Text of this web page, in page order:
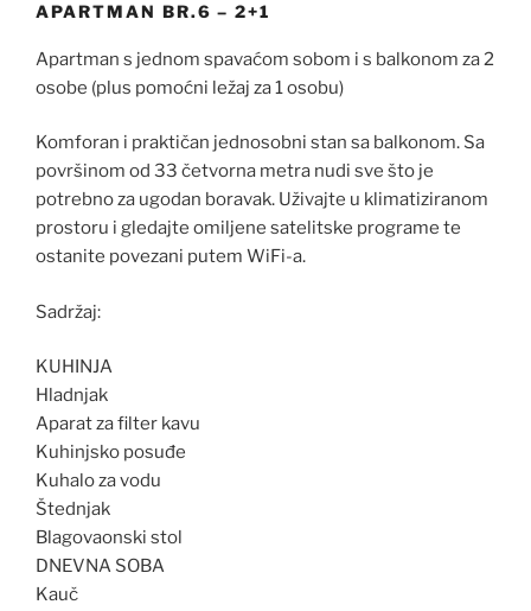
APARTMAN BR.6 – 2+1
Apartman s jednom spavaćom sobom i s balkonom za 2
osobe (plus pomoćni ležaj za 1 osobu)
Komforan i praktičan jednosobni stan sa balkonom. Sa
površinom od 33 četvorna metra nudi sve što je
potrebno za ugodan boravak. Uživajte u klimatiziranom
prostoru i gledajte omiljene satelitske programe te
ostanite povezani putem WiFi-a.
Sadržaj: ​
KUHINJA
Hladnjak
Aparat za filter kavu
Kuhinjsko posuđe
Kuhalo za vodu
Štednjak
Blagovaonski stol
DNEVNA SOBA
Kauč